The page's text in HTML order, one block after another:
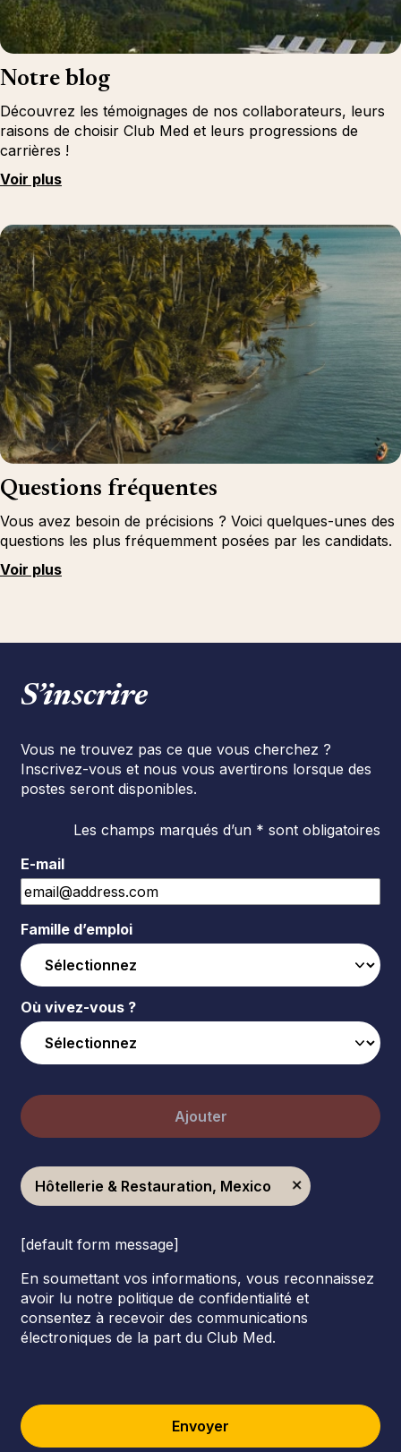
Notre blog
Découvrez les témoignages de nos collaborateurs, leurs
raisons de choisir Club Med et leurs progressions de
carrières !
Voir plus
Questions fréquentes
Vous avez besoin de précisions ? Voici quelques-unes des
questions les plus fréquemment posées par les candidats.
Voir plus
S’inscrire
Vous ne trouvez pas ce que vous cherchez ?
Inscrivez-vous et nous vous avertirons lorsque des
postes seront disponibles.
Les champs marqués d’un * sont obligatoires
E-mail
Famille d’emploi
Où vivez-vous ?
Ajouter
Hôtellerie & Restauration, Mexico
[default form message]
En soumettant vos informations, vous reconnaissez
avoir lu notre politique de confidentialité et
consentez à recevoir des communications
électroniques de la part du Club Med.
Envoyer